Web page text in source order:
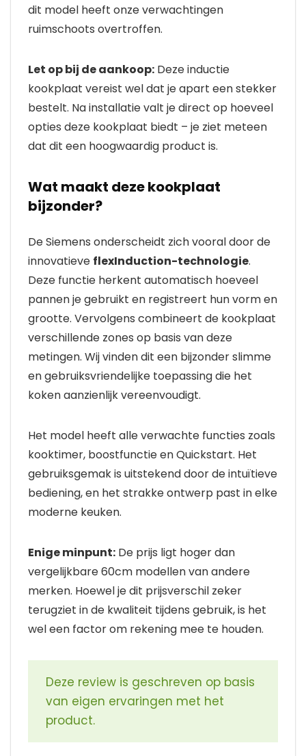
dit model heeft onze verwachtingen
ruimschoots overtroffen.
Let op bij de aankoop: Deze inductie
kookplaat vereist wel dat je apart een stekker
bestelt. Na installatie valt je direct op hoeveel
opties deze kookplaat biedt – je ziet meteen
dat dit een hoogwaardig product is.
Wat maakt deze kookplaat
bijzonder?
De Siemens onderscheidt zich vooral door de
innovatieve flexInduction-technologie.
Deze functie herkent automatisch hoeveel
pannen je gebruikt en registreert hun vorm en
grootte. Vervolgens combineert de kookplaat
verschillende zones op basis van deze
metingen. Wij vinden dit een bijzonder slimme
en gebruiksvriendelijke toepassing die het
koken aanzienlijk vereenvoudigt.
Het model heeft alle verwachte functies zoals
kooktimer, boostfunctie en Quickstart. Het
gebruiksgemak is uitstekend door de intuïtieve
bediening, en het strakke ontwerp past in elke
moderne keuken.
Enige minpunt: De prijs ligt hoger dan
vergelijkbare 60cm modellen van andere
merken. Hoewel je dit prijsverschil zeker
terugziet in de kwaliteit tijdens gebruik, is het
wel een factor om rekening mee te houden.
Deze review is geschreven op basis
van eigen ervaringen met het
product.